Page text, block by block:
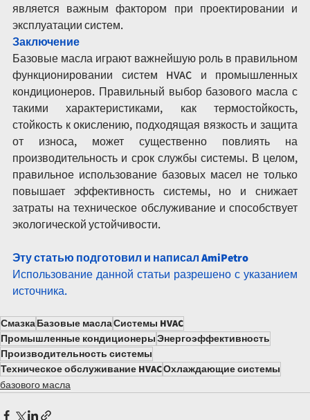
является важным фактором при проектировании и
эксплуатации систем.
Заключение
Базовые масла играют важнейшую роль в правильном
функционировании систем HVAC и промышленных
кондиционеров. Правильный выбор базового масла с
такими характеристиками, как термостойкость,
стойкость к окислению, подходящая вязкость и защита
от износа, может существенно повлиять на
производительность и срок службы системы. В целом,
правильное использование базовых масел не только
повышает эффективность системы, но и снижает
затраты на техническое обслуживание и способствует
экологической устойчивости.
Эту статью подготовил и написал AmiPetro
Использование данной статьи разрешено с указанием
источника.
СмазкаБазовые маслаСистемы HVAC
Промышленные кондиционерыЭнергоэффективность
Производительность системы
Техническое обслуживание HVACОхлаждающие системы
базового масла